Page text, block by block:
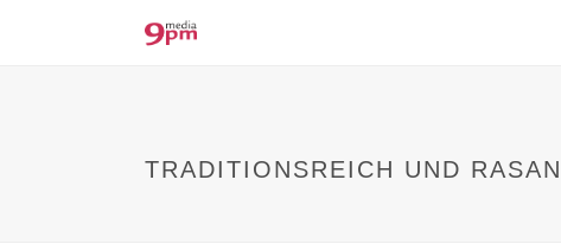
TRADITIONSREICH UND